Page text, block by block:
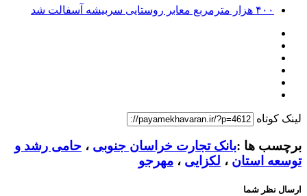
۴۰۰ هزار مترمربع معابر روستایی سربیشه آسفالت شد
لینک کوتاه
برچسب ها :بانک تجارت خراسان جنوبی ، حامی رشد و
توسعه استان ، لکزایی ، مهرجو
ارسال نظر شما